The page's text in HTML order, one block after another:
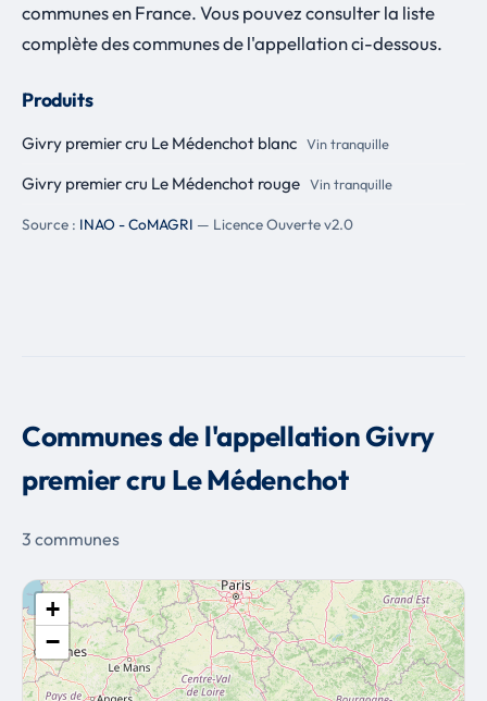
communes en France. Vous pouvez consulter la liste
complète des communes de l'appellation ci-dessous.
Produits
Givry premier cru Le Médenchot blanc Vin tranquille
Givry premier cru Le Médenchot rouge Vin tranquille
Source : INAO - CoMAGRI — Licence Ouverte v2.0
Communes de l'appellation Givry
premier cru Le Médenchot
3 communes
+
−